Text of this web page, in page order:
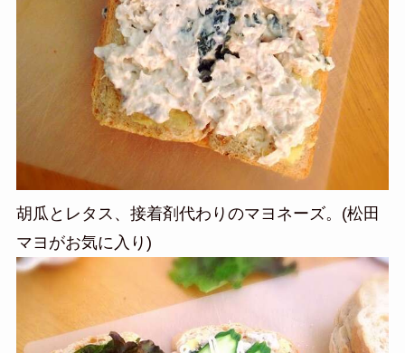
胡瓜とレタス、接着剤代わりのマヨネーズ。(松田
マヨがお気に入り)